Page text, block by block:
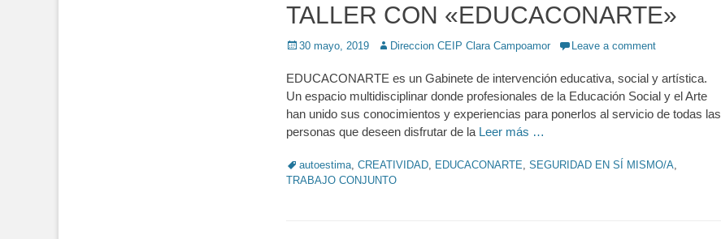
TALLER CON «EDUCACONARTE»
Posted
30 mayo, 2019 Author
Direccion CEIP Clara Campoamor Leave a comment
EDUCACONARTE es un Gabinete de intervención educativa, social y artística.
Un espacio multidisciplinar donde profesionales de la Educación Social y el Arte
han unido sus conocimientos y experiencias para ponerlos al servicio de todas las
personas que deseen disfrutar de la Leer más …
Tagsautoestima, CREATIVIDAD, EDUCACONARTE, SEGURIDAD EN SÍ MISMO/A,
TRABAJO CONJUNTO